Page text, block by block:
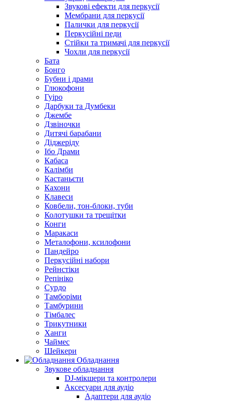
Звукові ефекти для перкусії
Мембрани для перкусії
Палички для перкусії
Перкусійні педи
Стійки та тримачі для перкусії
Чохли для перкусії
Бата
Бонго
Бубни і драми
Глюкофони
Гуіро
Дарбуки та Думбеки
Джембе
Дзвіночки
Дитячі барабани
Діджеріду
Ібо Драми
Кабаса
Калімби
Кастаньєти
Кахони
Клавеси
Ковбели, тон-блоки, туби
Колотушки та трещітки
Конги
Маракаси
Металофони, ксилофони
Пандейро
Перкусійні набори
Рейнстіки
Репініко
Сурдо
Тамборіми
Тамбурини
Тімбалес
Трикутники
Ханги
Чаймес
Шейкери
Обладнання
Звукове обладнання
DJ-мікшери та контролери
Аксесуари для аудіо
Адаптери для аудіо